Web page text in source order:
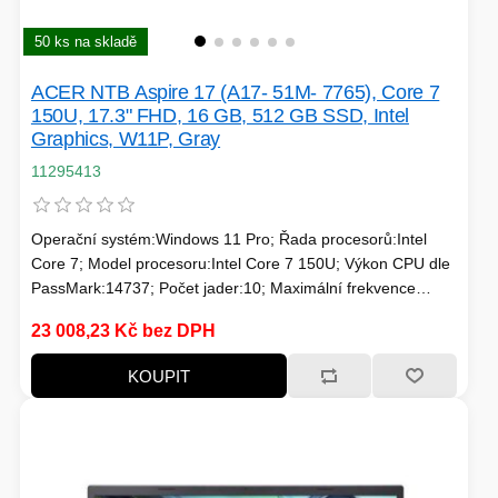
PC A NOTEBOOKY
HERNÍ GAMEPADY
MS COPILOT
KANCELÁŘSKÁ TECHNIKA
KOMERČNÍ PANELY
PRODLUŽOVACÍ PŘÍVOD
IP KAMERY
MINIBARY
LEDNIČKY
50 ks na skladě
ACER NTB Aspire 17 (A17- 51M- 7765), Core 7
150U, 17.3" FHD, 16 GB, 512 GB SSD, Intel
Graphics, W11P, Gray
11295413
Operační systém:Windows 11 Pro; Řada procesorů:Intel
Core 7; Model procesoru:Intel Core 7 150U; Výkon CPU dle
PassMark:14737; Počet jader:10; Maximální frekvence
TDP:15; Model grafické karty:Intel® Graphics; Velikost
paměti RAM (GB):16; Úhlopříčka displeje ("):17.3; Rozlišení
displeje:1920x1080 (Full HD)
23 008,23 Kč bez DPH
KOUPIT